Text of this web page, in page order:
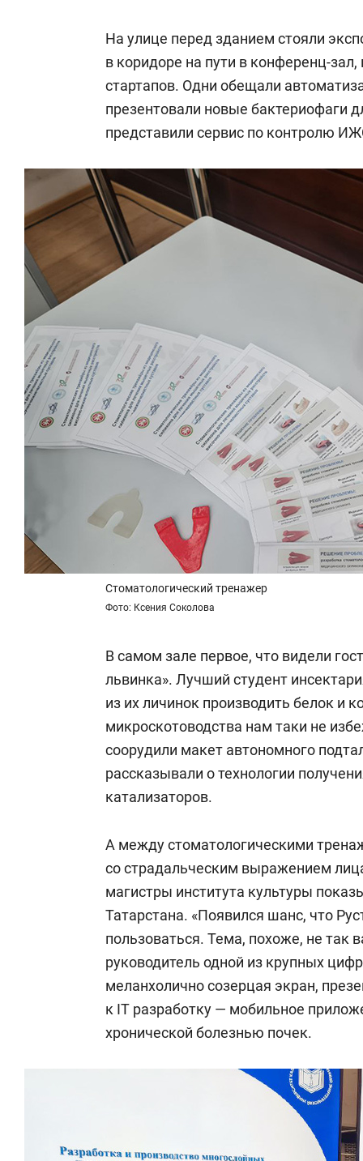
На улице перед зданием стояли
в коридоре на пути в конференц-
стартапов. Одни обещали
презентовали новые бактериофаги
представили сервис по контролю
Стоматологический тренажер
Фото: Ксения Соколова
В самом зале первое, что видели
львинка». Лучший студент
из их личинок производить белок и
микроскотоводства нам таки не
соорудили макет автономного
рассказывали о технологии
катализаторов.
А между стоматологическими
со страдальческим выражением
магистры института культуры
Татарстана. «Появился шанс, что
пользоваться. Тема, похоже, не так
руководитель одной из крупных
меланхолично созерцая экран,
к IT разработку — мобильное
хронической болезнью почек.